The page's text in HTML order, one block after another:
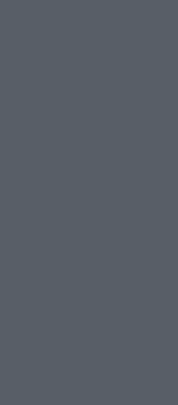
και προοπτικές στις αγορές
και φυσικού αερίου στην